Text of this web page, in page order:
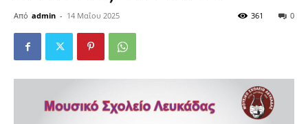
Από admin - 14 Μαΐου 2025 0
361